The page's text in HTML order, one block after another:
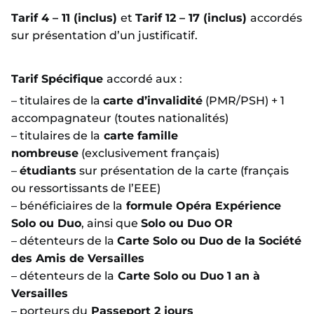
Tarif 4 – 11 (inclus) et Tarif 12 – 17 (inclus) accordés
sur présentation d’un justificatif.
Tarif Spécifique accordé aux :
– titulaires de la carte d’invalidité (PMR/PSH) + 1
accompagnateur (toutes nationalités)
– titulaires de la carte famille
nombreuse (exclusivement français)
– étudiants sur présentation de la carte (français
ou ressortissants de l’EEE)
– bénéficiaires de la formule Opéra Expérience
Solo ou Duo, ainsi que Solo ou Duo OR
– détenteurs de la Carte Solo ou Duo de la Société
des Amis de Versailles
– détenteurs de la Carte Solo ou Duo 1 an à
Versailles
– porteurs du Passeport 2 jours